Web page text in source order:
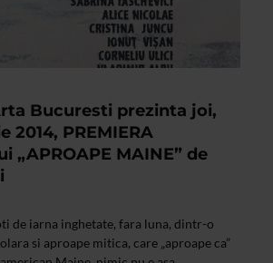
Bucuresti prezinta joi,
2014, PREMIERA
„APROAPE MAINE” de
de iarna inghetate, fara luna, dintr-o
si aproape mitica, care „aproape ca”